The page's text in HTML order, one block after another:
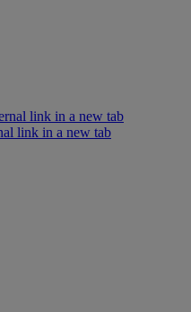
link in a new tab
link in a new tab